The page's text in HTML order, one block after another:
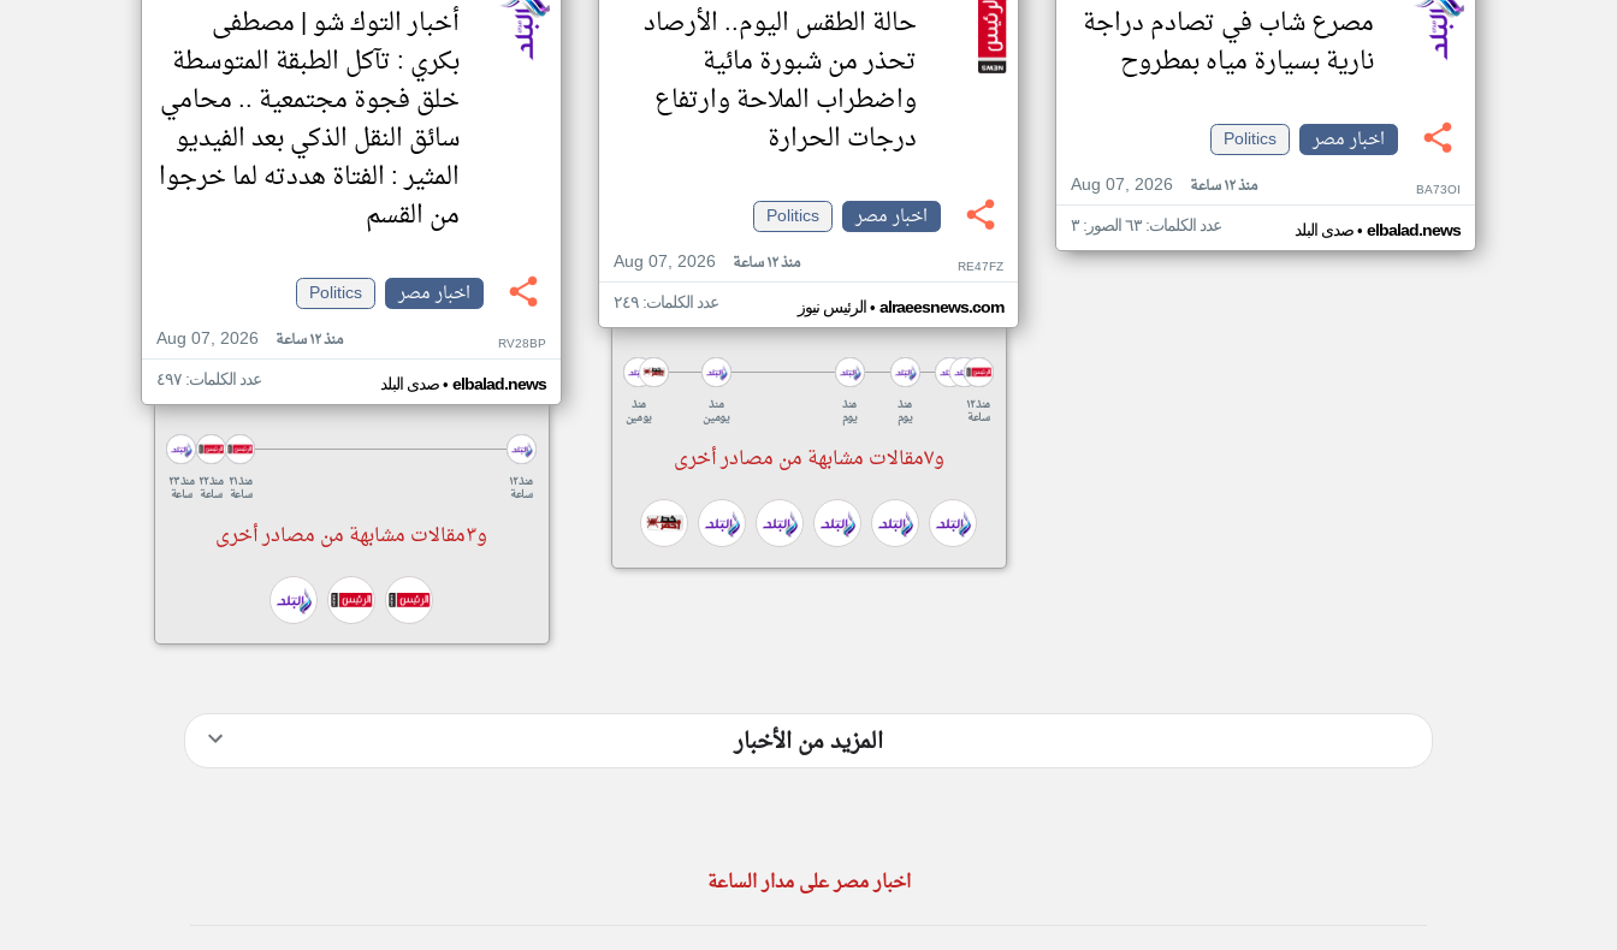
مصرع شاب في تصادم دراجة
نارية بسيارة مياه بمطروح
اخبار مصر
Politics
Aug 07, 2026
منذ ١٢ ساعة BA73OI
صدى البلد• elbalad.news عدد الكلمات: ٦٣ الصور: ٣
حالة الطقس اليوم.. الأرصاد
تحذر من شبورة مائية
واضطراب الملاحة وارتفاع
درجات الحرارة
اخبار مصر
Politics
Aug 07, 2026
منذ ١٢ ساعة RE47FZ
الرئيس نيوز• alraeesnews.com عدد الكلمات: ٢٤٩
منذ
يومين
منذ
يومين
منذ
يوم
منذ
يوم
منذ ١٢
ساعة
و٧مقالات مشابهة من مصادر أخرى
أخبار التوك شو | مصطفى
بكري : تآكل الطبقة المتوسطة
خلق فجوة مجتمعية .. محامي
سائق النقل الذكي بعد الفيديو
المثير : الفتاة هددته لما خرجوا
من القسم
اخبار مصر
Politics
Aug 07, 2026
منذ ١٢ ساعة RV28BP
صدى البلد• elbalad.news عدد الكلمات: ٤٩٧
منذ ٢٣
ساعة
منذ ٢٢
ساعة
منذ ٢١
ساعة
منذ ١٢
ساعة
و٣مقالات مشابهة من مصادر أخرى
المزيد من الأخبار
اخبار مصر على مدار الساعة